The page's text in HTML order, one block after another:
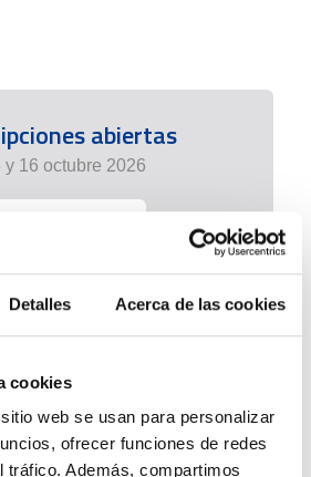
Detalles Acerca de las cookies
cookies
web se usan para personalizar
ofrecer funciones de redes
tráfico. Además, compartimos
abiertas
y 16 octubre 2026